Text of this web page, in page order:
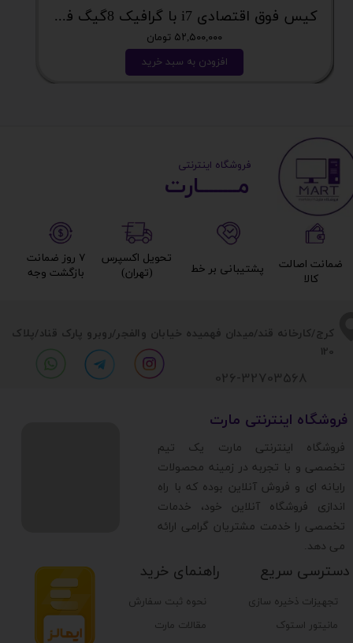
کیس فوق اقتصادی i7 با گرافیک 8گیگ فوق اکونومی کد 2162
۵۲,۵۰۰,۰۰۰ تومان
افزودن به سبد خرید
​​کرج/کارخانه قند/میدان فهمیده خیابان والفجر/روبرو پارک قناد/پلاک
120
تجهیزات ذخیره سازی
مانیتور استوک
دسترسی سریع راهنمای خرید
نحوه ثبت سفارش
مقالات مارت
​فروشگاه اینترنتی مارت
​فروشگاه اینترنتی مارت یک تیم
تخصصی و با تجربه در زمینه محصولات
رایانه ای و فروش آنلاین بوده که با راه
اندازی فروشگاه آنلاین خود، خدمات
تخصصی را خدمت مشتریان گرامی ارائه
می دهد.
026-32703568
مــــــــارت​​​​​​
​ ​فروشگاه اینترنتی
۷ روز ضمانت
بازگشت وجه​​​​​​​
تحویل اکسپرس
(تهران)​​​​​​​
پشتیبانی بر خط​​​​​​​
ضمانت اصالت
کالا​​​​​​​